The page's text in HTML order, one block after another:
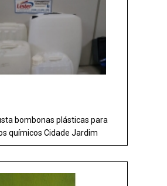
bombonas plásticas para
químicos Cidade Jardim